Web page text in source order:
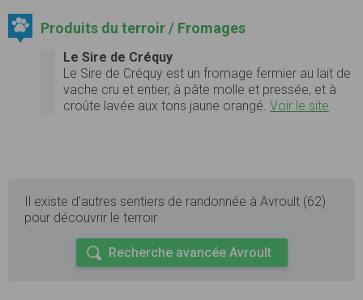
Produits du terroir / Fromages
Le Sire de Créquy
Le Sire de Créquy est un fromage fermier au lait de
vache cru et entier, à pâte molle et pressée, et à
croûte lavée aux tons jaune orangé. Voir le site
Il existe d'autres sentiers de randonnée à Avroult (62)
pour découvrir le terroir
Recherche avancée Avroult